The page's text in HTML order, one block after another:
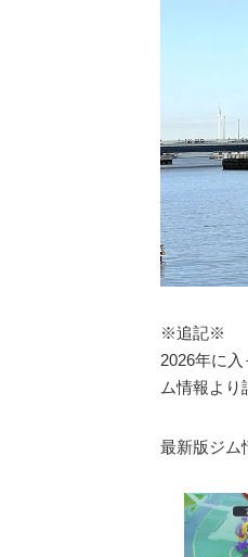
※追記※
2026年に
ム情報より
最新版ジム